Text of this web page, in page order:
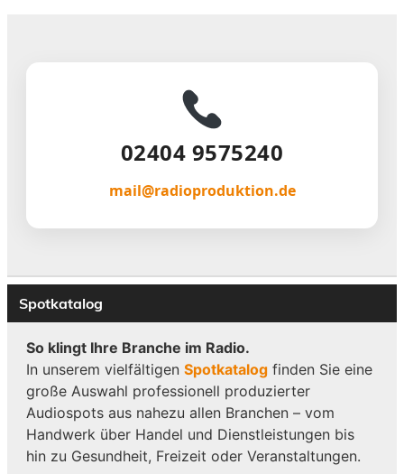
02404 9575240
mail@radioproduktion.de
Spotkatalog
So klingt Ihre Branche im Radio.
In unserem vielfältigen Spotkatalogfinden Sie eine
große Auswahl professionell produzierter
Audiospots aus nahezu allen Branchen – vom
Handwerk über Handel und Dienstleistungen bis
hin zu Gesundheit, Freizeit oder Veranstaltungen.